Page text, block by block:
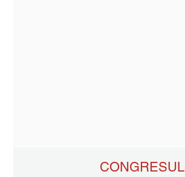
CONGRESUL